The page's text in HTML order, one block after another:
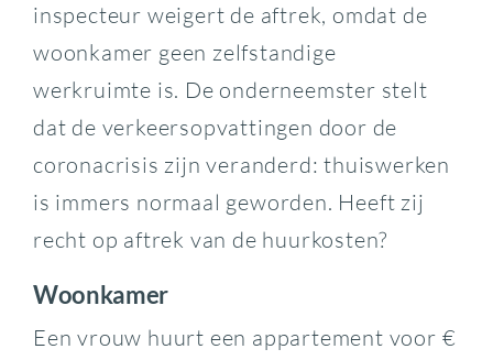
inspecteur weigert de aftrek, omdat de
woonkamer geen zelfstandige
werkruimte is. De onderneemster stelt
dat de verkeersopvattingen door de
coronacrisis zijn veranderd: thuiswerken
is immers normaal geworden. Heeft zij
recht op aftrek van de huurkosten?
Woonkamer
Een vrouw huurt een appartement voor €